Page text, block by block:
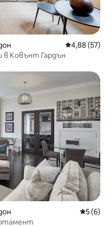
Средна
4,88 (57)
в Ковънт Гардън
Средна
5 (6)